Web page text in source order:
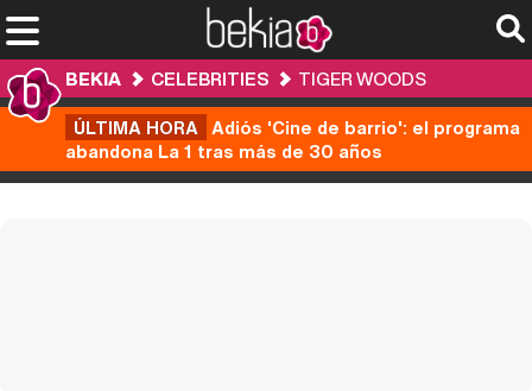
BEKIA CELEBRITIES
TIGER WOODS
ÚLTIMA HORA Adiós 'Cine de barrio': el programa
abandona La 1 tras más de 30 años